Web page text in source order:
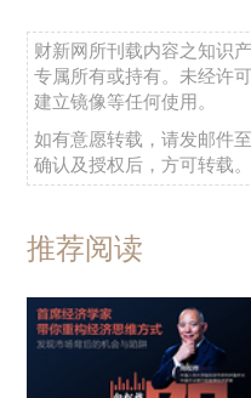
财新网所刊载内容之知识
专属所有或持有。未经许
建立镜像等任何使用。
如有意愿转载，请发邮件至
确认及授权后，方可转载。
推荐阅读